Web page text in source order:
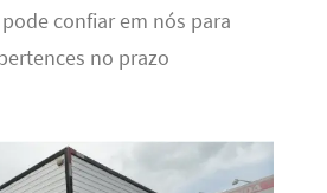
confiar em nós para
no prazo